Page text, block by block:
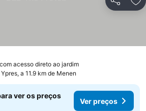
Partilhar
acesso direto ao jardimVer preços
Ypres, a 11.9 km de Menen
ver os preços
Ver preços